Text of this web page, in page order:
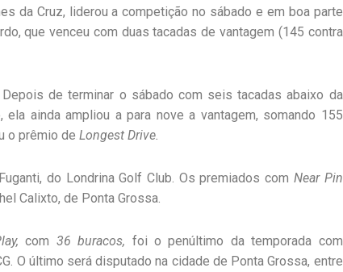
da Cruz, liderou a competição no sábado e em boa parte
que venceu com duas tacadas de vantagem (145 contra
de terminar o sábado com seis tacadas abaixo da
ela ainda ampliou a para nove a vantagem, somando 155
o prêmio de Longest Drive.
do Londrina Golf Club. Os premiados com Near Pin
Calixto, de Ponta Grossa.
com 36 buracos, foi o penúltimo da temporada com
O último será disputado na cidade de Ponta Grossa, entre